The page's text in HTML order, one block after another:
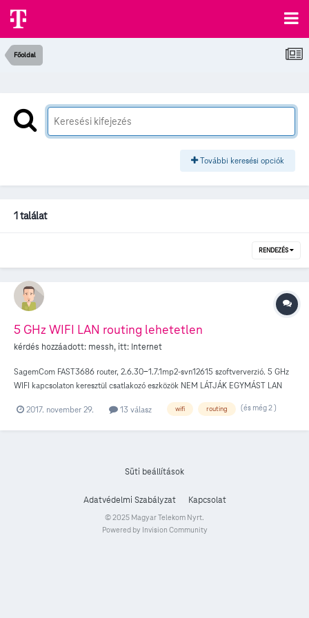
Főoldal
További keresési opciók
1 találat
RENDEZÉS
5 GHz WIFI LAN routing lehetetlen
kérdés hozzáadott: messh, itt: Internet
SagemCom FAST3686 router, 2.6.30-1.7.1mp2-svn12615 szoftververzió. 5 GHz
WIFI kapcsolaton keresztül csatlakozó eszközök NEM LÁTJÁK EGYMÁST LAN
és a többi eszköz 2,4 GHz-en, akkor minden rendben működik. Viszont az 5GHz-
a routing. Találkozott más is a problémával? Mióta a router bekötésre került
türelmem. Van erre megoldás? Előre is köszönöm, Zsolt
2017. november 29. 13 válasz wifi routing (és még 2 )
Süti beállítások
Adatvédelmi Szabályzat Kapcsolat
© 2025 Magyar Telekom Nyrt.
Powered by Invision Community